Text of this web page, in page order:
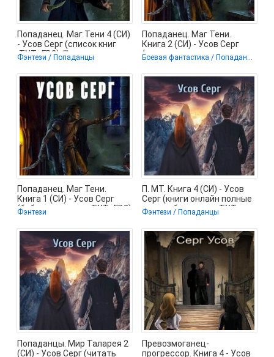
Попаданец. Маг Тени 4 (СИ)
- Усов Серг (список книг
.TXT, .FB2) 📗
Фэнтези / Попаданцы
Попаданец. Маг Тени.
Книга 2 (СИ) - Усов Серг
(книги хорошего качестваБоевая фантастика / Попаданцы / Фэнтези
Попаданец. Маг Тени.
Книга 1 (СИ) - Усов Серг
(библиотека книг .TXT, .FB2)
Фэнтези
П. МТ. Книга 4 (СИ) - Усов
Серг (книги онлайн полные
версии бесплатно TXT,
Фэнтези / Попаданцы
Попаданцы. Мир Таларея 2
(СИ) - Усов Серг (читать
Превозмоганец-
прогрессор. Книга 4 - Усов